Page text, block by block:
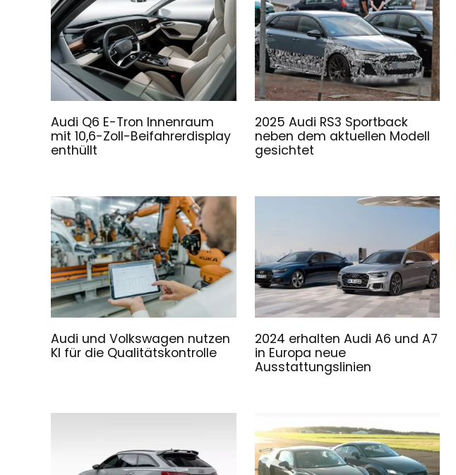
Audi Q6 E-Tron Innenraum
mit 10,6-Zoll-Beifahrerdisplay
enthüllt
2025 Audi RS3 Sportback
neben dem aktuellen Modell
gesichtet
Audi und Volkswagen nutzen
KI für die Qualitätskontrolle
2024 erhalten Audi A6 und A7
in Europa neue
Ausstattungslinien